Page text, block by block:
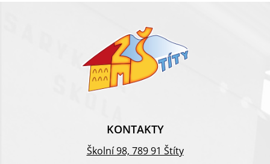
KONTAKTY
Školní 98, 789 91 Štíty